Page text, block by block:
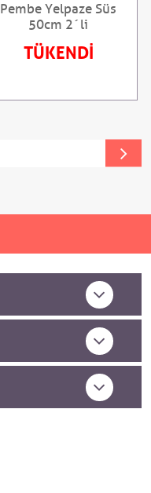
Pembe Yelpaze Süs
50cm 2´li
TÜKENDİ